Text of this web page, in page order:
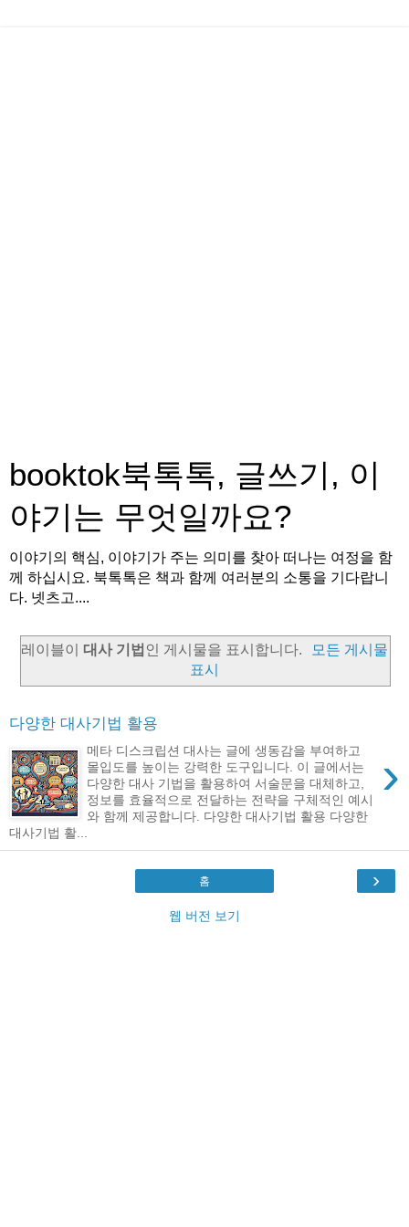
booktok북톡톡, 글쓰기, 이
야기는 무엇일까요?
이야기의 핵심, 이야기가 주는 의미를 찾아 떠나는 여정을 함
께 하십시요. 북톡톡은 책과 함께 여러분의 소통을 기다랍니
다. 넷츠고....
레이블이 대사 기법 인 게시물을 표시합니다.
모든 게시물
표시
다양한 대사기법 활용
›
메타 디스크립션 대사는 글에 생동감을 부여하고
몰입도를 높이는 강력한 도구입니다. 이 글에서는
다양한 대사 기법을 활용하여 서술문을 대체하고,
정보를 효율적으로 전달하는 전략을 구체적인 예시
와 함께 제공합니다. 다양한 대사기법 활용 다양한
대사기법 활...
›
홈
웹 버전 보기